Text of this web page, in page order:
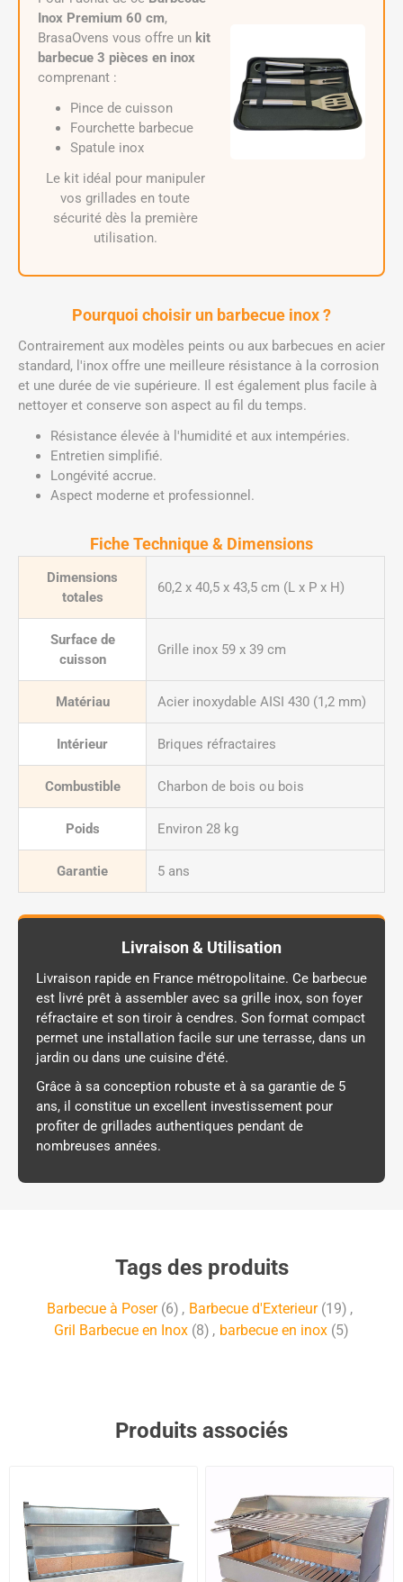
Inox Premium 60 cm,
BrasaOvens vous offre un kit
barbecue 3 pièces en inox
comprenant :
Pince de cuisson
Fourchette barbecue
Spatule inox
Le kit idéal pour manipuler
vos grillades en toute
sécurité dès la première
utilisation.
Pourquoi choisir un barbecue inox ?
Contrairement aux modèles peints ou aux barbecues en acier
standard, l'inox offre une meilleure résistance à la corrosion
et une durée de vie supérieure. Il est également plus facile à
nettoyer et conserve son aspect au fil du temps.
Résistance élevée à l'humidité et aux intempéries.
Entretien simplifié.
Longévité accrue.
Aspect moderne et professionnel.
Fiche Technique & Dimensions
Dimensions
totales
60,2 x 40,5 x 43,5 cm (L x P x H)
Surface de
cuisson
Grille inox 59 x 39 cm
Matériau Acier inoxydable AISI 430 (1,2 mm)
Intérieur Briques réfractaires
Combustible Charbon de bois ou bois
Poids Environ 28 kg
Garantie 5 ans
Livraison & Utilisation
Livraison rapide en France métropolitaine. Ce barbecue
est livré prêt à assembler avec sa grille inox, son foyer
réfractaire et son tiroir à cendres. Son format compact
permet une installation facile sur une terrasse, dans un
jardin ou dans une cuisine d'été.
Grâce à sa conception robuste et à sa garantie de 5
ans, il constitue un excellent investissement pour
profiter de grillades authentiques pendant de
nombreuses années.
Tags des produits
Barbecue à Poser (6) , Barbecue d'Exterieur (19) ,
Gril Barbecue en Inox (8) , barbecue en inox (5)
Produits associés